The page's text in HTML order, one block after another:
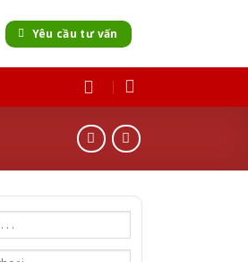
Yêu cầu tư vấn